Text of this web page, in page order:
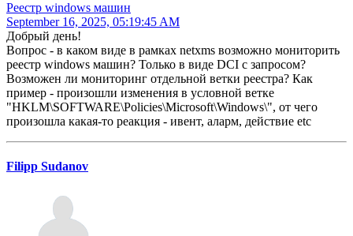
Реестр windows машин
September 16, 2025, 05:19:45 AM
Добрый день!
Вопрос - в каком виде в рамках netxms возможно мониторить
реестр windows машин? Только в виде DCI с запросом?
Возможен ли мониторинг отдельной ветки реестра? Как
пример - произошли изменения в условной ветке
"HKLM\SOFTWARE\Policies\Microsoft\Windows\", от чего
произошла какая-то реакция - ивент, аларм, действие etc
Filipp Sudanov